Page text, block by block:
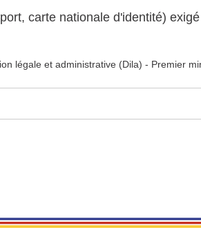
carte nationale d'identité)
légale et administrative (Dila) - Premier